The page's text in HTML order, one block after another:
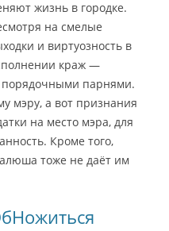
жизнь в городке.
на смелые
и виртуозность в
краж —
порядочными парнями.
мэру, а вот признания
на место мэра, для
Кроме того,
тоже не даёт им